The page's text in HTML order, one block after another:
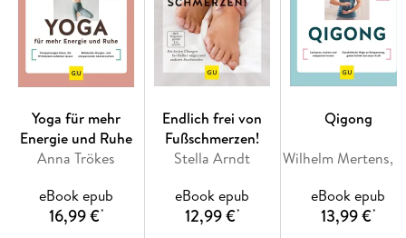
Effektive Soforthilfe für Körper und Geist:
Basisprogramm für den schnellen Einstieg.
Kurzprogramme für unterwegs und zwischendurch.
Übungslisten, abgestimmt auf spezifische Beschwerden.
verfügbar.
Hinweis zur Optimierung
Impressum
Yoga für mehr
Energie und Ruhe
Anna Trökes
eBook epub
16,99 €*
Endlich frei von
Fußschmerzen!
Stella Arndt
eBook epub
12,99 €*
Qigong
eBook epub
13,99 €*